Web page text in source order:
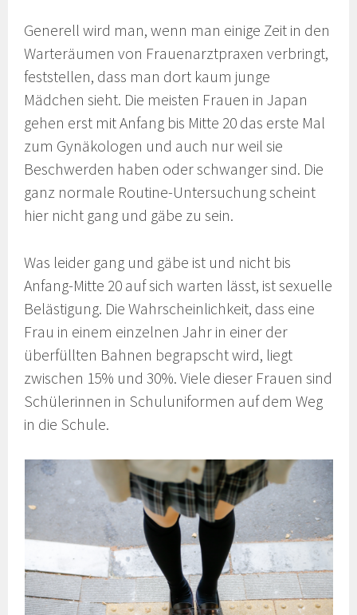
Generell wird man, wenn man einige Zeit in den
Warteräumen von Frauenarztpraxen verbringt,
feststellen, dass man dort kaum junge
Mädchen sieht. Die meisten Frauen in Japan
gehen erst mit Anfang bis Mitte 20 das erste Mal
zum Gynäkologen und auch nur weil sie
Beschwerden haben oder schwanger sind. Die
ganz normale Routine-Untersuchung scheint
hier nicht gang und gäbe zu sein.
Was leider gang und gäbe ist und nicht bis
Anfang-Mitte 20 auf sich warten lässt, ist sexuelle
Belästigung. Die Wahrscheinlichkeit, dass eine
Frau in einem einzelnen Jahr in einer der
überfüllten Bahnen begrapscht wird, liegt
zwischen 15% und 30%. Viele dieser Frauen sind
Schülerinnen in Schuluniformen auf dem Weg
in die Schule.